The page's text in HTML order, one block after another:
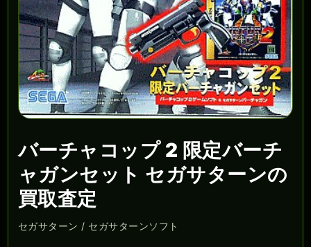
バーチャコップ 2 限定バーチ
ャガンセット セガサターンの
買取査定
セガサターン / セガサターンソフト